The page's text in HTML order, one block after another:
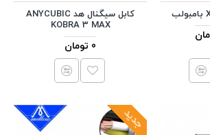
کابل سیگنال هد ANYCUBIC
KOBRA 3 MAX
0 تومان
جدید